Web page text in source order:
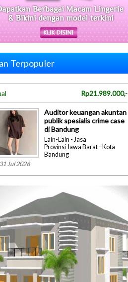
Terpopuler
Rp21.989.000,-
Jul 2026
Auditor keuangan akuntan
publik spesialis crime case
di Bandung
Lain-Lain - Jasa
Provinsi Jawa Barat - Kota
Bandung